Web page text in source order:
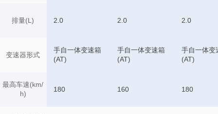
排量(L)
变速器形式
最高车速(km/
h)
2.0 2.0 2.0
手自一体变速箱
(AT)
手自一体变速箱
(AT)
手自一体变
(AT)
180 160 180